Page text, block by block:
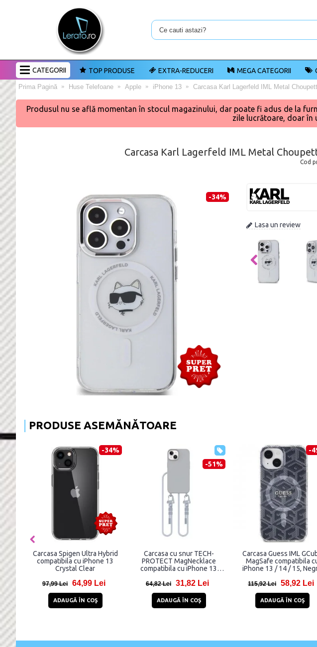
CATEGORII TOP PRODUSE EXTRA-REDUCERI MEGA CATEGORII
Prima Pagină Huse Telefoane Apple iPhone 13 Carcasa Karl Lagerfeld IML Metal
Produsul nu se află momentan în stocul magazinului, dar poate fi adus de la
zile lucrătoare, doar în
Carcasa Karl Lagerfeld IML Metal
Cod
-34%
Lasa un review
PRODUSE ASEMĂNĂTOARE
cu
-40%
Carcasa Karl Lagerfeld
Silicone Karl Head Case
compatibila cu iPhone 13 / 13
114,97 Lei 68,97 Lei
ADAUGĂ ÎN COŞ
-36%
Carcasa Mercury Goospery
Soft Feeling compatibila cu
iPhone 14 / 13, Midnight Blue
24,99 Lei 15,99 Lei
ADAUGĂ ÎN COŞ
-
Carcasa Guess GCube
cu MagSafe compatibila
iPhone 15 / 14 / 13,
131,98 Lei 79,98 Lei
ADAUGĂ ÎN COŞ